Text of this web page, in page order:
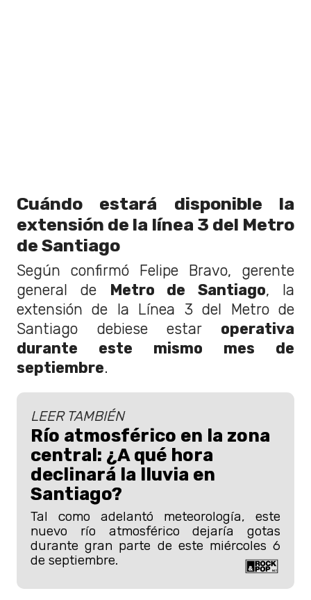
Cuándo estará disponible la
extensión de la línea 3 del Metro
de Santiago
Según confirmó Felipe Bravo, gerente
general de Metro de Santiago, la
extensión de la Línea 3 del Metro de
Santiago debiese estar operativa
durante este mismo mes de
septiembre.
LEER TAMBIÉN
Río atmosférico en la zona
central: ¿A qué hora
declinará la lluvia en
Santiago?
Tal como adelantó meteorología, este
nuevo río atmosférico dejaría gotas
durante gran parte de este miércoles 6
de septiembre.